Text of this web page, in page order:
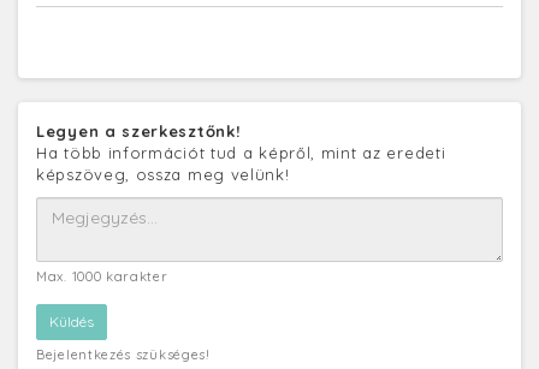
Legyen a szerkesztőnk!
Ha több információt tud a képről, mint az eredeti
képszöveg, ossza meg velünk!
Max. 1000 karakter
Bejelentkezés szükséges!